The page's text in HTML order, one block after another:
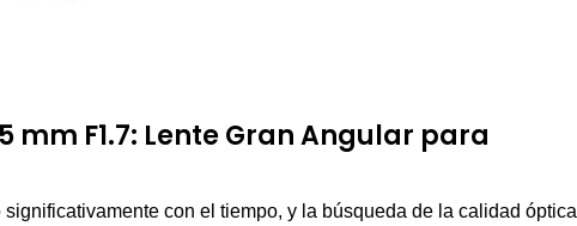
mm F1.7: Lente Gran Angular para
con el tiempo, y la búsqueda de la calidad óptica